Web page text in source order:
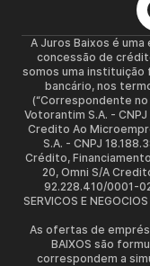
A Juros Baixos é
concessão de
somos uma instituição
bancário, nos
(“Correspondente
Votorantim S.A. -
Credito Ao
S.A. - CNPJ
Crédito,
20, Omni S/A
92.228.410/0001-
SERVICOS E
As ofertas de
BAIXOS são
correspondem a